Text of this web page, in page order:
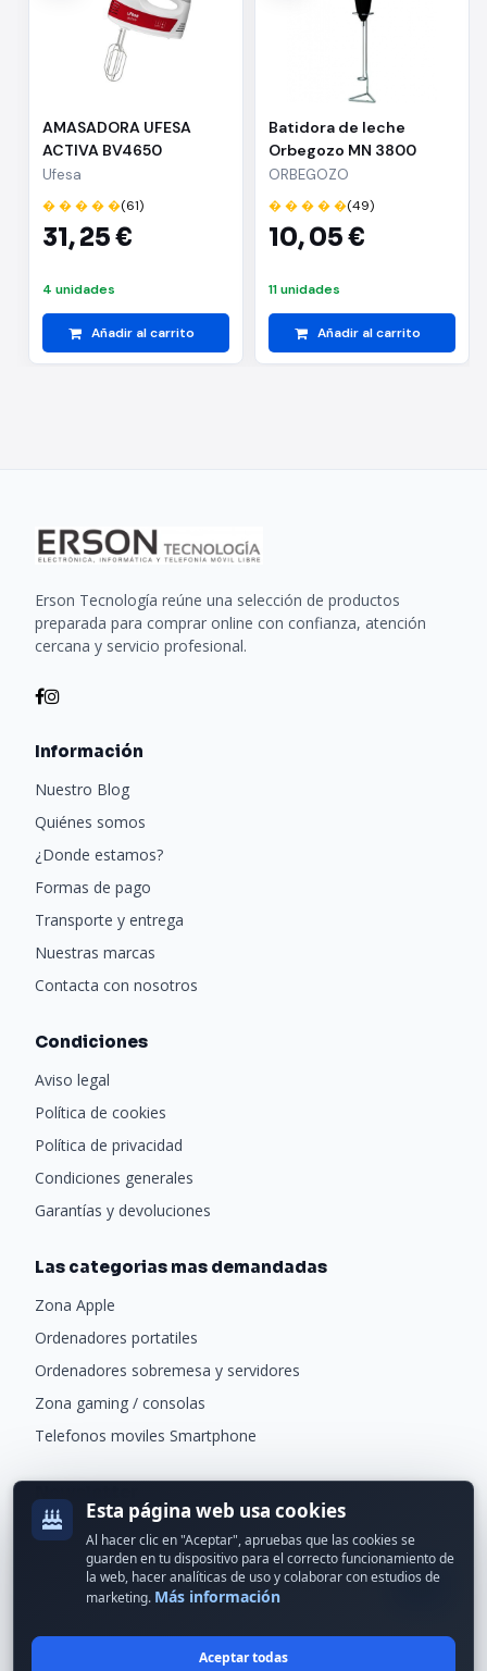
AMASADORA UFESA
ACTIVA BV4650
BLANCO-ROJO
Ufesa
� � � � �(61)
31,25 €
4 unidades
Añadir al carrito
Batidora de leche
Orbegozo MN 3800
ORBEGOZO
� � � � �(49)
10,05 €
11 unidades
Añadir al carrito
Erson Tecnología reúne una selección de productos
preparada para comprar online con confianza, atención
cercana y servicio profesional.
Información
Nuestro Blog
Quiénes somos
¿Donde estamos?
Formas de pago
Transporte y entrega
Nuestras marcas
Contacta con nosotros
Condiciones
Aviso legal
Política de cookies
Política de privacidad
Condiciones generales
Garantías y devoluciones
Las categorias mas demandadas
Zona Apple
Ordenadores portatiles
Ordenadores sobremesa y servidores
Zona gaming / consolas
Telefonos moviles Smartphone
Recibe ofertas exclusivas y novedades.
Esta página web usa cookies
Al hacer clic en "Aceptar", apruebas que las cookies se
guarden en tu dispositivo para el correcto funcionamiento de
la web, hacer analíticas de uso y colaborar con estudios de
marketing. Más información
Aceptar todas